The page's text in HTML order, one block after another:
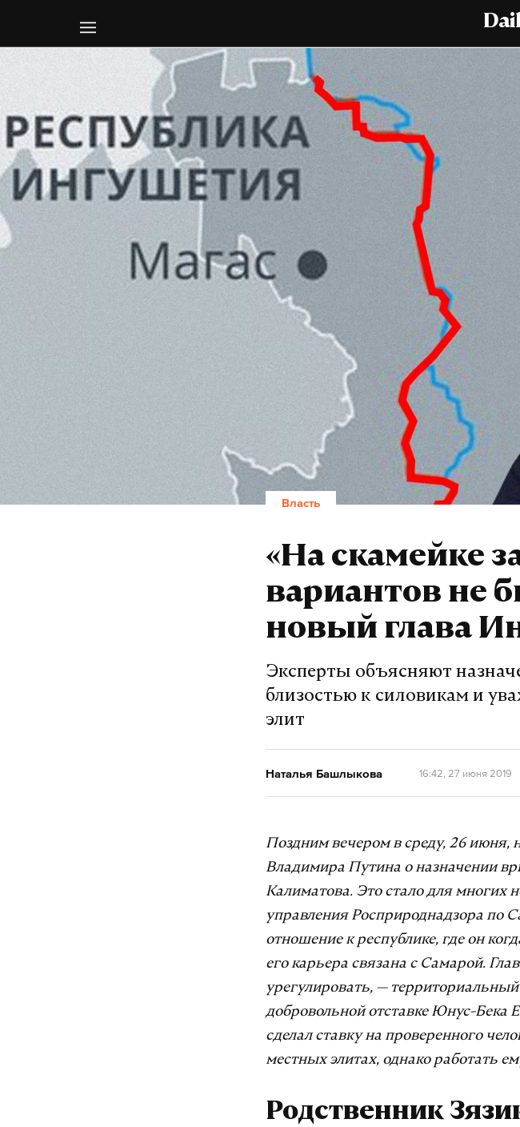
Власть
«На скамейке
вариантов не
новый глава
Эксперты объясняют
близостью к силовикам и
элит
Наталья Башлыкова 16:42, 27 июня 2019
Поздним вечером в среду, 26 июня,
Владимира Путина о назначении
Калиматова. Это стало для многих
управления Росприроднадзора по
отношение к республике, где он
его карьера связана с Самарой.
урегулировать, —
добровольной отставке Юнус-Бека
сделал ставку на проверенного
местных элитах, однако работать
Родственник